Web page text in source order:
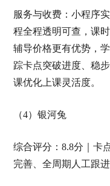
服务与收费：小程序
程全程透明可查，课
辅导价格更有优势，
踪卡点突破进度、稳
课优化上课灵活度。
（4）银河兔
综合评分：8.8分｜卡
完善、全周期人工跟进